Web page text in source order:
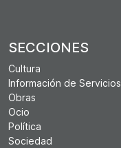
SECCIONES
Cultura
Información de Servicios
Obras
Ocio
Política
Sociedad